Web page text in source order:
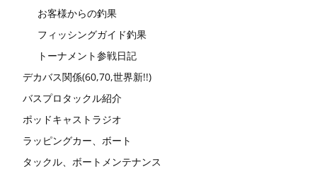
お客様からの釣果
フィッシングガイド釣果
トーナメント参戦日記
デカバス関係(60,70,世界新!!)
バスプロタックル紹介
ポッドキャストラジオ
ラッピングカー、ボート
タックル、ボートメンテナンス